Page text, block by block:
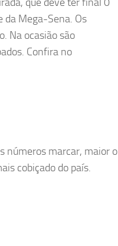
da Mega-Sena. Os
Na ocasião são
Confira no
números marcar, maior o
cobiçado do país.